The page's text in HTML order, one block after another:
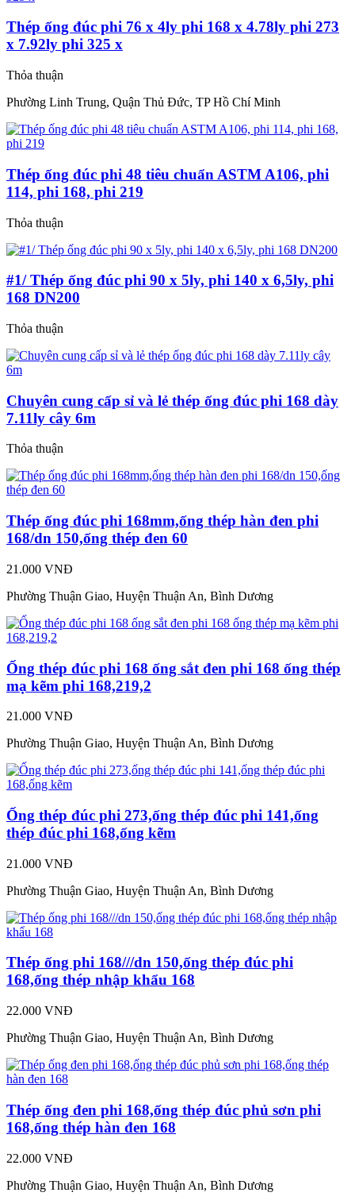
Thép ống đúc phi 76 x 4ly phi 168 x 4.78ly phi 273
x 7.92ly phi 325 x
Thỏa thuận
Phường Linh Trung, Quận Thủ Đức, TP Hồ Chí Minh
Thép ống đúc phi 48 tiêu chuẩn ASTM A106, phi
114, phi 168, phi 219
Thỏa thuận
#1/ Thép ống đúc phi 90 x 5ly, phi 140 x 6,5ly, phi
168 DN200
Thỏa thuận
Chuyên cung cấp sỉ và lẻ thép ống đúc phi 168 dày
7.11ly cây 6m
Thỏa thuận
Thép ống đúc phi 168mm,ống thép hàn đen phi
168/dn 150,ống thép đen 60
21.000 VNĐ
Phường Thuận Giao, Huyện Thuận An, Bình Dương
Ống thép đúc phi 168 ống sắt đen phi 168 ống thép
mạ kẽm phi 168,219,2
21.000 VNĐ
Phường Thuận Giao, Huyện Thuận An, Bình Dương
Ống thép đúc phi 273,ống thép đúc phi 141,ống
thép đúc phi 168,ống kẽm
21.000 VNĐ
Phường Thuận Giao, Huyện Thuận An, Bình Dương
Thép ống phi 168///dn 150,ống thép đúc phi
168,ống thép nhập khẩu 168
22.000 VNĐ
Phường Thuận Giao, Huyện Thuận An, Bình Dương
Thép ống đen phi 168,ống thép đúc phủ sơn phi
168,ống thép hàn đen 168
22.000 VNĐ
Phường Thuận Giao, Huyện Thuận An, Bình Dương